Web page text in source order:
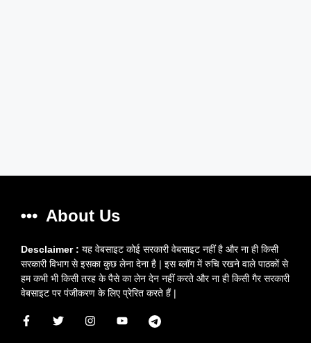
About Us
Desclaimer : यह वेबसाइट कोई सरकारी वेबसाइट नहीं है और ना ही किसी
सरकारी विभाग से इसका कुछ लेना देना है | इस ब्लॉग में रुचि रखने वाले पाठकों से
हम कभी भी किसी तरह के पैसे का लेन देन नहीं करते और ना ही किसी गैर सरकारी
वेबसाइट पर पंजीकरण के लिए प्रेरित करते हैं |